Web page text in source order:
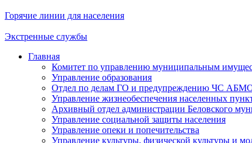
Горячие линии для населения
Экстренные службы
Главная
Комитет по управлению муниципальным
Управление образования
Отдел по делам ГО и предупреждению ЧС
Управление жизнеобеспечения населенных
Архивный отдел администрации Беловского
Управление социальной защиты населения
Управление опеки и попечительства
Управление культуры, физической культуры и